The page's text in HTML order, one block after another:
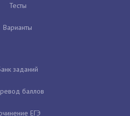
Тесты
Варианты
заданий
баллов
ЕГЭ